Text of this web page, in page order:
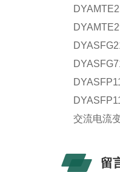
交流电流
留